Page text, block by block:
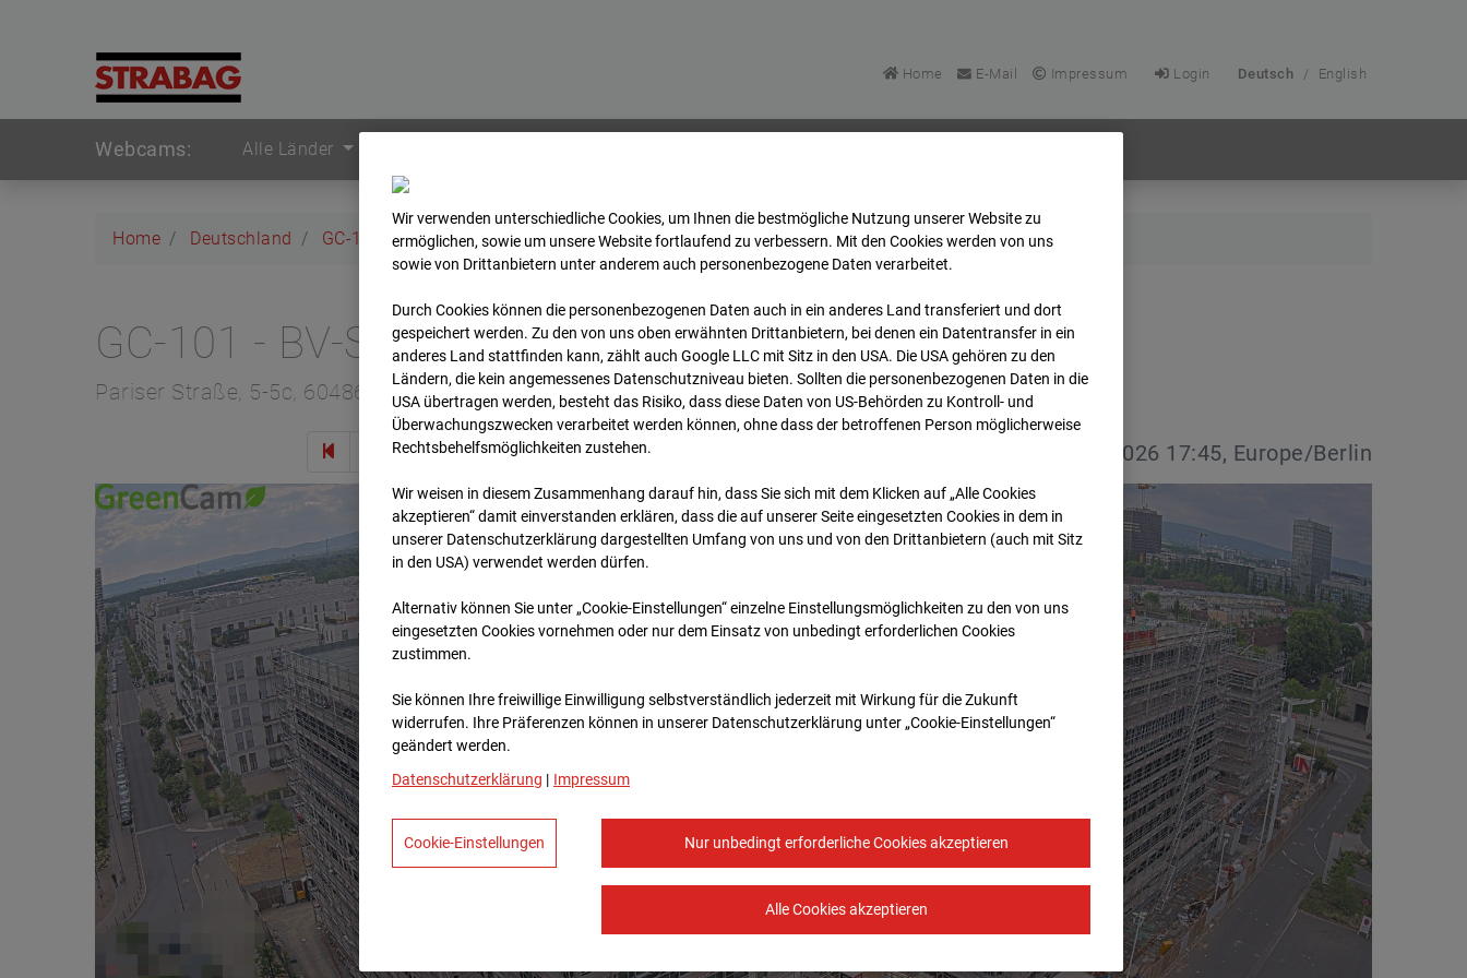
Home E-Mail Impressum Login Deutsch / English
Webcams: Alle Länder
Home Deutschland GC-101 - BV-Seed-FFM Archiv 2026 07 08 17:45
GC-101 - BV-Seed-FFM
Pariser Straße, 5-5c, 60486 Frankfurt
Zur Übersicht 08.07.2026 17:45, Europe/Berlin
Wir verwenden unterschiedliche Cookies, um Ihnen die best­mögliche Nutzung unserer Website zu
ermöglichen, sowie um unsere Website fortlaufend zu verbessern. Mit den Cookies werden von uns
sowie von Drittanbietern unter anderem auch personenbezogene Daten verarbeitet.
Durch Cookies können die personenbezogenen Daten auch in ein anderes Land transferiert und dort
gespeichert werden. Zu den von uns oben erwähnten Drittanbietern, bei denen ein Datentransfer in ein
anderes Land stattfinden kann, zählt auch Google LLC mit Sitz in den USA. Die USA gehören zu den
Ländern, die kein angemessenes Datenschutzniveau bieten. Sollten die personenbezogenen Daten in die
USA übertragen werden, besteht das Risiko, dass diese Daten von US-Behörden zu Kontroll- und
Überwachungszwecken verarbeitet werden können, ohne dass der betroffenen Person möglicherweise
Rechtsbehelfsmöglichkeiten zustehen.
Wir weisen in diesem Zusammenhang darauf hin, dass Sie sich mit dem Klicken auf „Alle Cookies
akzeptieren“ damit ein­ver­standen erklären, dass die auf unserer Seite eingesetzten Cookies in dem in
unserer Datenschutzerklärung dargestellten Umfang von uns und von den Drittanbietern (auch mit Sitz
in den USA) verwendet werden dürfen.
Alternativ können Sie unter „Cookie-Einstellungen“ einzelne Einstellungsmöglichkeiten zu den von uns
eingesetzten Cookies vornehmen oder nur dem Einsatz von unbedingt erforderlichen Cookies
zustimmen.
Sie können Ihre freiwillige Einwilligung selbstverständlich jederzeit mit Wirkung für die Zukunft
widerrufen. Ihre Prä­fe­renzen können in unserer Datenschutzerklärung unter „Cookie-Einstellungen“
geändert werden.
Datenschutzerklärung | Impressum
Nur unbedingt erforderliche Cookies akzeptieren
Alle Cookies akzeptieren
Cookie-Einstellungen